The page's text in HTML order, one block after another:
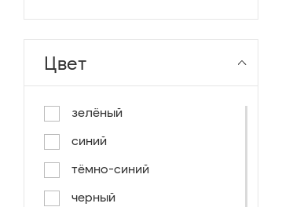
Цвет
зелёный
синий
тёмно-синий
черный